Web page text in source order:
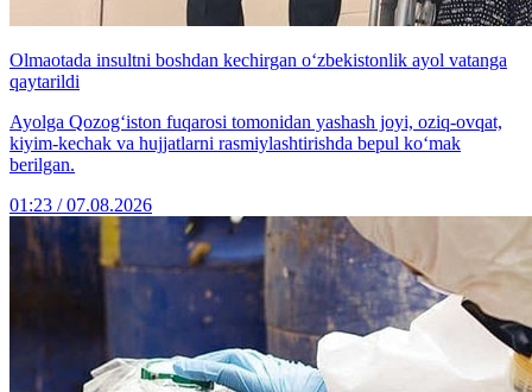
Olmaotada insultni boshdan kechirgan o‘zbekistonlik ayol vatanga
qaytarildi
Ayolga Qozog‘iston fuqarosi tomonidan yashash joyi, oziq-ovqat,
kiyim-kechak va hujjatlarni rasmiylashtirishda bepul ko‘mak
berilgan.
01:23 / 07.08.2026